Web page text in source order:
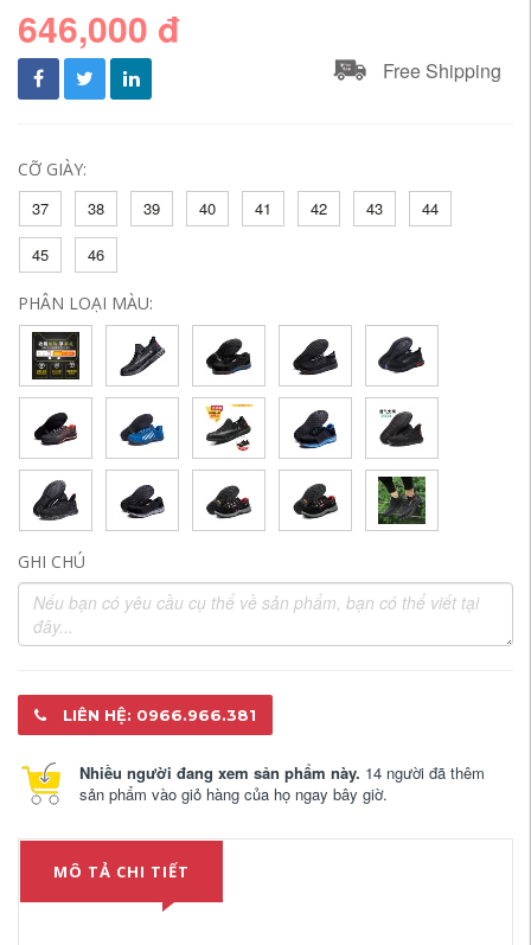
646,000 đ
Free Shipping
CỠ GIÀY:
37
38 39 40 41 42 43 44
45 46
PHÂN LOẠI MÀU:
GHI CHÚ
LIÊN HỆ: 0966.966.381
Nhiều người đang xem sản phẩm này. 14 người đã thêm
sản phẩm vào giỏ hàng của họ ngay bây giờ.
MÔ TẢ CHI TIẾT